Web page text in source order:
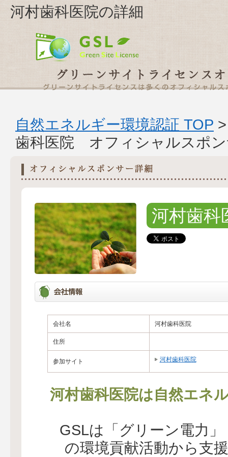
河村歯科医院の詳細
自然エネルギー環境認証 TOP
歯科医院 オフィシャルスポン
河村歯科
会社名 河村歯科医院
住所
参加サイト 河村歯科医院
河村歯科医院は自然エネ
GSLは「グリーン電力
の環境貢献活動から支